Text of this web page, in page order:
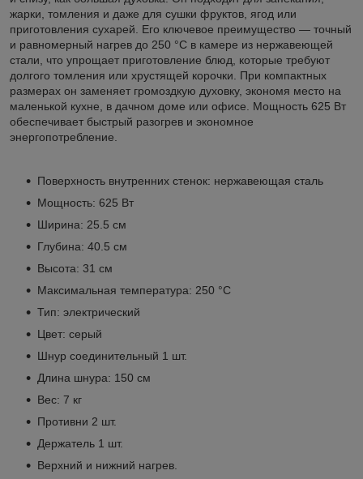
жарки, томления и даже для сушки фруктов, ягод или
приготовления сухарей. Его ключевое преимущество — точный
и равномерный нагрев до 250 °C в камере из нержавеющей
стали, что упрощает приготовление блюд, которые требуют
долгого томления или хрустящей корочки. При компактных
размерах он заменяет громоздкую духовку, экономя место на
маленькой кухне, в дачном доме или офисе. Мощность 625 Вт
обеспечивает быстрый разогрев и экономное
энергопотребление.
Поверхность внутренних стенок: нержавеющая сталь
Мощность: 625 Вт
Ширина: 25.5 см
Глубина: 40.5 см
Высота: 31 см
Максимальная температура: 250 °C
Тип: электрический
Цвет: серый
Шнур соединительный 1 шт.
Длина шнура: 150 см
Вес: 7 кг
Противни 2 шт.
Держатель 1 шт.
Верхний и нижний нагрев.